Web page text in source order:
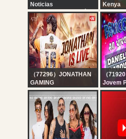
Noticias
TN EN VIVO - SEGUÍ LA
TRANSMISIÓN EN VIVO
DE TODO NOTICIAS
Kenya
Citizen
（77296）JONATHAN
GAMING
ELIMINATOR OR WHAT
| JONATHAN IS BACK!!
| BGMI!
（
Jovem
AO